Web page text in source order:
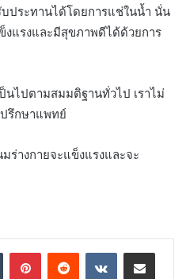
ประทานได้โดยการแช่ในน้ำ นั่น
งแรงและมีสุขภาพดีได้ด้วยการ
ไปตามสมมติฐานทั่วไป เราไม่
รึกษาแพทย์
ร่างกายจะแข็งแรงและจะ
Tumblr PinterestReddit VKontakteShare via Email